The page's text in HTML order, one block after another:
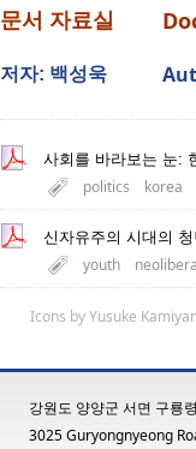
문서 자료실
저자: 백성욱
사회를 바라보는 눈:
politics korea
신자유주의 시대의 청
youth
Icons byYusuke
강원도 양양군 서면 구룡
3025 Guryongnyeong